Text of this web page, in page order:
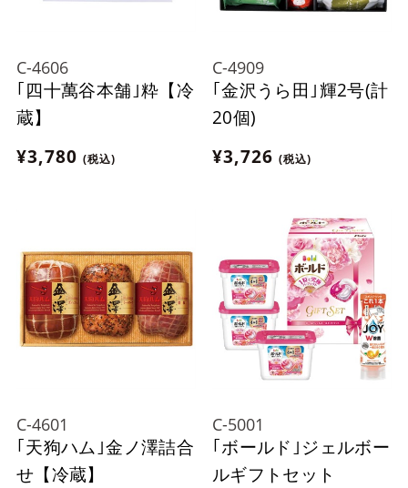
C-4606
｢四十萬谷本舗｣粋【冷
蔵】
¥3,780 (税込)
C-4909
｢金沢うら田｣輝2号(計
20個)
¥3,726 (税込)
C-4601
｢天狗ハム｣金ノ澤詰合
せ【冷蔵】
C-5001
｢ボールド｣ジェルボー
ルギフトセット